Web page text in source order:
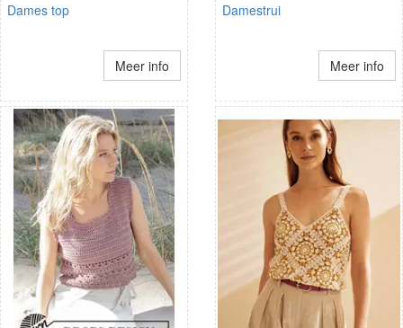
Dames top
Meer info
Damestrui
Meer info